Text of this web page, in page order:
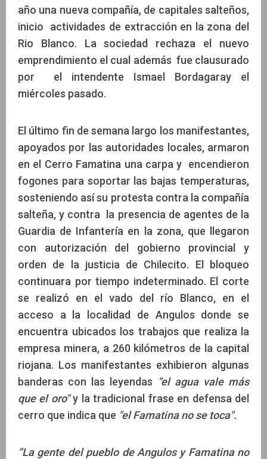
año una nueva compañía, de capitales salteños,
inicio actividades de extracción en la zona del
Rio Blanco. La sociedad rechaza el nuevo
emprendimiento el cual además fue clausurado
por el intendente Ismael Bordagaray el
miércoles pasado.
El último fin de semana largo los manifestantes,
apoyados por las autoridades locales, armaron
en el Cerro Famatina una carpa y encendieron
fogones para soportar las bajas temperaturas,
sosteniendo así su protesta contra la compañía
salteña, y contra la presencia de agentes de la
Guardia de Infantería en la zona, que llegaron
con autorización del gobierno provincial y
orden de la justicia de Chilecito. El bloqueo
continuara por tiempo indeterminado. El corte
se realizó en el vado del río Blanco, en el
acceso a la localidad de Angulos donde se
encuentra ubicados los trabajos que realiza la
empresa minera, a 260 kilómetros de la capital
riojana. Los manifestantes exhibieron algunas
banderas con las leyendas
"el agua vale más
que el oro"y la tradicional frase en defensa del
cerro que indica que "el Famatina no se toca".
“La gente del pueblo de Angulos y Famatina no